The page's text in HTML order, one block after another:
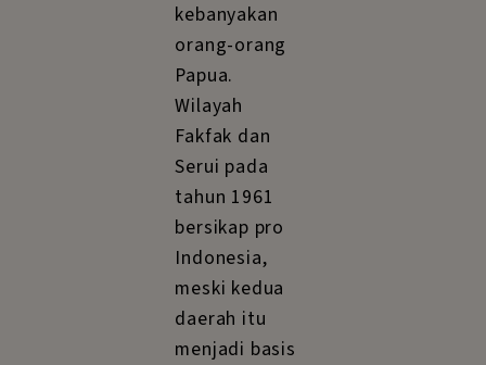
kebanyakan
orang-orang
Papua.
Wilayah
Fakfak dan
Serui pada
tahun 1961
bersikap pro
Indonesia,
meski kedua
daerah itu
menjadi basis